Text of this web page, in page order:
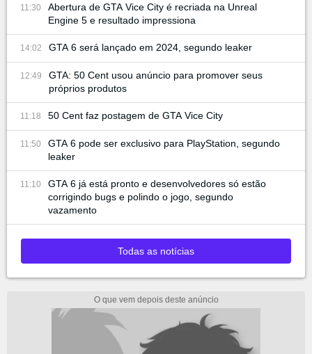
11:30
Abertura de GTA Vice City é recriada na Unreal
Engine 5 e resultado impressiona
14:02 GTA 6 será lançado em 2024, segundo leaker
12:49
GTA: 50 Cent usou anúncio para promover seus
próprios produtos
11:18 50 Cent faz postagem de GTA Vice City
11:50
GTA 6 pode ser exclusivo para PlayStation, segundo
leaker
11:10
GTA 6 já está pronto e desenvolvedores só estão
corrigindo bugs e polindo o jogo, segundo
vazamento
Todas as notícias